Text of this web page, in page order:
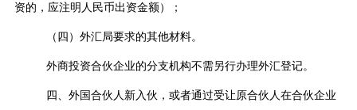
资的，应注明人民币出资金额）；
（四）外汇局要求的其他材料。
外商投资合伙企业的分支机构不需另行办理外汇登记。
四、外国合伙人新入伙，或者通过受让原合伙人在合伙企业